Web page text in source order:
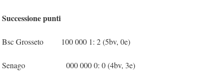
Successione punti
Bsc Grosseto 100 000 1: 2 (5bv, 0e)
Senago 000 000 0: 0 (4bv, 3e)